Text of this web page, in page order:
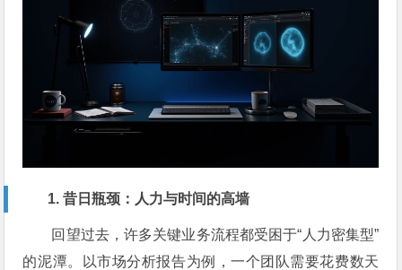
1. 昔日瓶颈：人力与时间的高墙
回望过去，许多关键业务流程都受困于“人力密集型”
的泥潭。以市场分析报告为例，一个团队需要花费数天